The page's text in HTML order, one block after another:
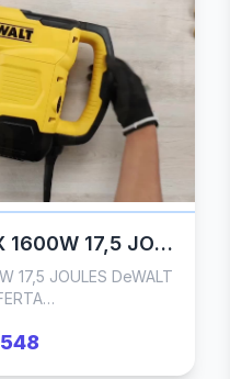
DEMOLEDOR SDSMAX 1600W 17,5 JOULES DeWALT D25881K OFERTA
17,5 JOULES DeWALT